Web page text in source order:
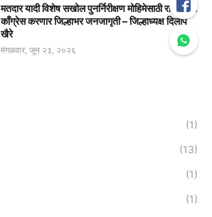
मतदार यादी विशेष सखोल पुनर्निरीक्षण मोहिमेसाठी राष्ट्रवादी
काँग्रेस करणार जिल्हाभर जनजागृती – जिल्हाध्यक्ष दिलीप
खैरे
मंगळवार, जून २३, २०२६
(1)
(13)
(1)
(1)